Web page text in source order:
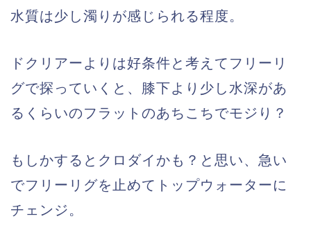
水質は少し濁りが感じられる程度。
ドクリアーよりは好条件と考えてフリーリ
グで探っていくと、膝下より少し水深があ
るくらいのフラットのあちこちでモジり？
もしかするとクロダイかも？と思い、急い
でフリーリグを止めてトップウォーターに
チェンジ。